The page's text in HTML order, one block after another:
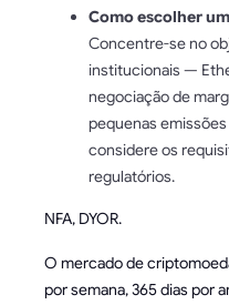
Como escolher
Concentre-se no
institucionais —
negociação de
pequenas
considere os
regulatórios.
NFA, DYOR.
O mercado de
por semana, 365 dias por